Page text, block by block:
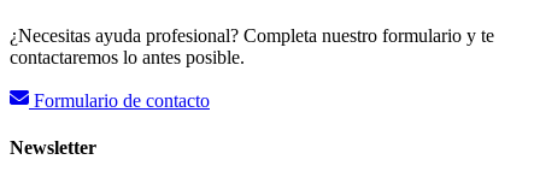
¿Necesitas ayuda profesional? Completa nuestro formulario y te
contactaremos lo antes posible.
Formulario de contacto
Newsletter